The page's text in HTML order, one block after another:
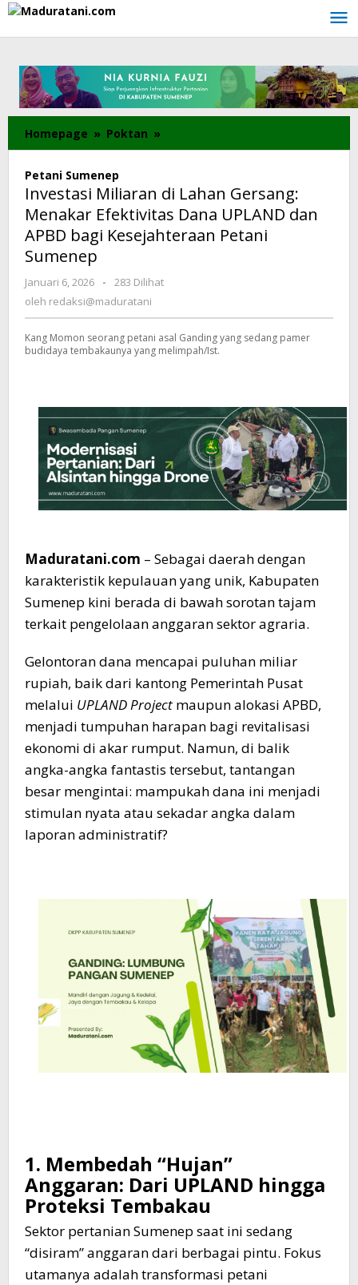
Lewati
konten
Homepage » Poktan »
Miliaran
Lahan
Gersang:
Menakar
Efektivitas
dan
bagi
Kesejahteraan
Petani
Petani Sumenep
Investasi Miliaran di Lahan Gersang:
Menakar Efektivitas Dana UPLAND dan
APBD bagi Kesejahteraan Petani
Sumenep
Januari 6, 2026
oleh
redaksi@maduratani
-
283 Dilihat
oleh redaksi@maduratani
Kang Momon seorang petani asal Ganding yang sedang pamer
budidaya tembakaunya yang melimpah/Ist.
Maduratani.com – Sebagai daerah dengan
karakteristik kepulauan yang unik, Kabupaten
Sumenep kini berada di bawah sorotan tajam
terkait pengelolaan anggaran sektor agraria.
Gelontoran dana mencapai puluhan miliar
rupiah, baik dari kantong Pemerintah Pusat
melalui UPLAND Project maupun alokasi APBD,
menjadi tumpuhan harapan bagi revitalisasi
ekonomi di akar rumput. Namun, di balik
angka-angka fantastis tersebut, tantangan
besar mengintai: mampukah dana ini menjadi
stimulan nyata atau sekadar angka dalam
laporan administratif?
1. Membedah “Hujan”
Anggaran: Dari UPLAND hingga
Proteksi Tembakau
Sektor pertanian Sumenep saat ini sedang
“disiram” anggaran dari berbagai pintu. Fokus
utamanya adalah transformasi petani